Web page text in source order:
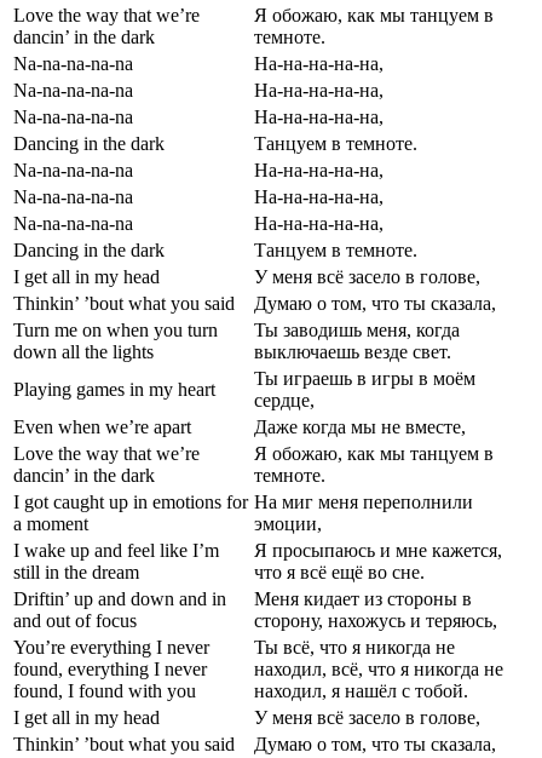
Love the way that we’re
dancin’ in the dark
Я обожаю, как мы танцуем в
темноте.
Na-na-na-na-na
На-на-на-на-на,
Na-na-na-na-na
На-на-на-на-на,
Na-na-na-na-na
На-на-на-на-на,
Dancing in the dark
Танцуем в темноте.
Na-na-na-na-na
На-на-на-на-на,
Na-na-na-na-na
На-на-на-на-на,
Na-na-na-na-na
На-на-на-на-на,
Dancing in the dark
Танцуем в темноте.
I get all in my head
У меня всё засело в голове,
Thinkin’ ’bout what you said
Думаю о том, что ты сказала,
Turn me on when you turn
down all the lights
Ты заводишь меня, когда
выключаешь везде свет.
Playing games in my heart
Ты играешь в игры в моём
сердце,
Even when we’re apart
Даже когда мы не вместе,
Love the way that we’re
dancin’ in the dark
Я обожаю, как мы танцуем в
темноте.
I got caught up in emotions for
a moment
На миг меня переполнили
эмоции,
I wakе up and feel like I’m
still in the dream
Я просыпаюсь и мне кажется,
что я всё ещё во сне.
Driftin’ up and down and in
and out of focus
Меня кидает из стороны в
сторону, нахожусь и теряюсь,
You’re everything I never
found, everything I never
found, I found with you
Ты всё, что я никогда не
находил, всё, что я никогда не
находил, я нашёл с тобой.
I get all in my head
У меня всё засело в голове,
Thinkin’ ’bout what you said
Думаю о том, что ты сказала,